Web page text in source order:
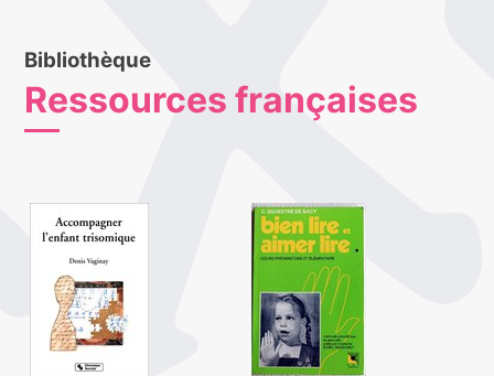
Bibliothèque
Ressources françaises